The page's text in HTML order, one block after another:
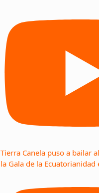
Tierra Canela puso a bailar
la Gala de la Ecuatorianidad